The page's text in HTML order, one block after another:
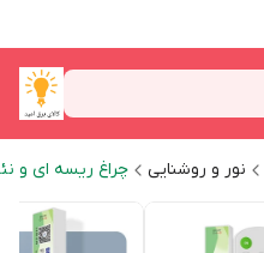
نور و روشنایی چراغ ریسه ای و